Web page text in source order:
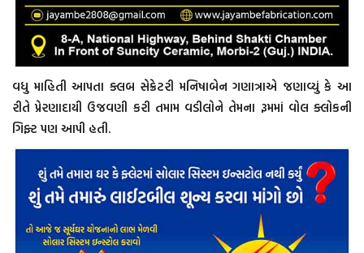
વધુ માહિતી આપતા ક્લબ સેક્રેટરી મનિષાબેન ગણાત્રાએ જણાવ્યું કે આ
રીતે પ્રેરણાદાયી ઉજવણી કરી તમામ વડીલોને તેમના રૂમમાં વોલ ક્લોકની
ગિફ્ટ પણ આપી હતી.